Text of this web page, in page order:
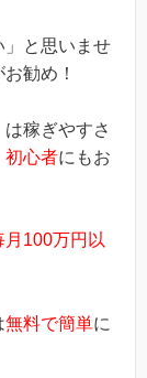
」と思いませ
お勧め！
は稼ぎやすさ
初心者にもお
月100万円以
無料で簡単に